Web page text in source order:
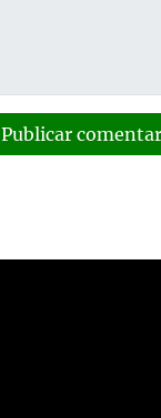
Publicar